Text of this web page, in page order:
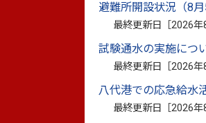
避難所開設状況（8月
最終更新日［2026年
試験通水の実施につ
最終更新日［2026年
八代港での応急給水
最終更新日［2026年
見学内容：処理場の
（処理場の沈砂
見学などの申